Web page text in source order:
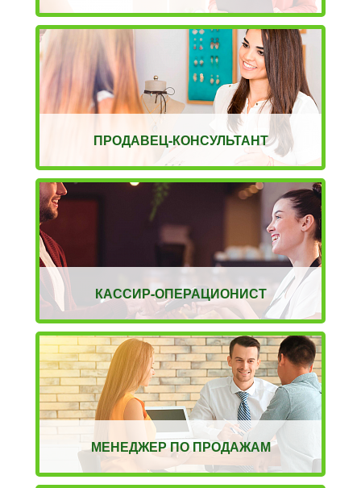
ПРОДАВЕЦ-КОНСУЛЬТАНТ
КАССИР-ОПЕРАЦИОНИСТ
МЕНЕДЖЕР ПО ПРОДАЖАМ